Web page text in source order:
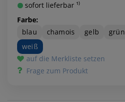
sofort lieferbar ¹⁾
Farbe:
blau
chamois gelb grün
weiß
auf die Merkliste setzen
Frage zum Produkt